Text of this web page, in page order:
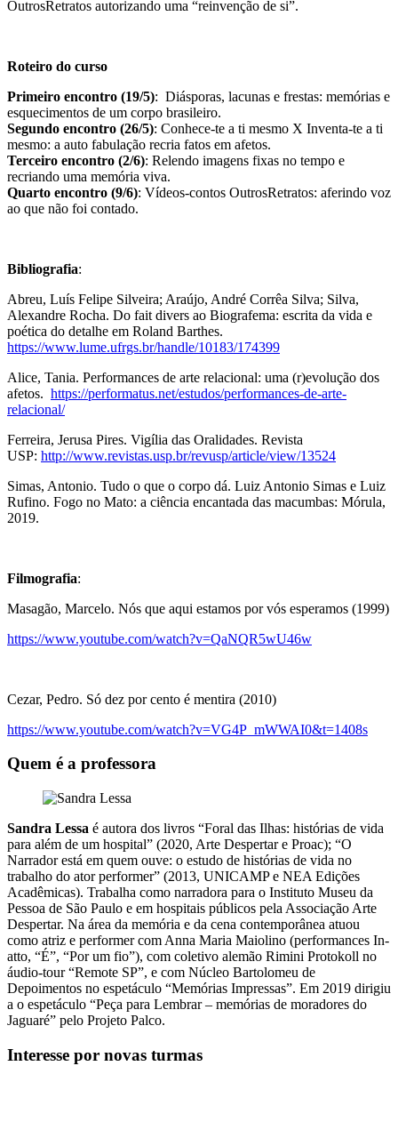
OutrosRetratos autorizando uma “reinvenção de si”.
Roteiro do curso
Primeiro encontro (19/5): Diásporas, lacunas e frestas: memórias e
esquecimentos de um corpo brasileiro.
Segundo encontro (26/5): Conhece-te a ti mesmo X Inventa-te a ti
mesmo: a auto fabulação recria fatos em afetos.
Terceiro encontro (2/6): Relendo imagens fixas no tempo e
recriando uma memória viva.
Quarto encontro (9/6): Vídeos-contos OutrosRetratos: aferindo voz
ao que não foi contado.
Bibliografia:
Abreu, Luís Felipe Silveira; Araújo, André Corrêa Silva; Silva,
Alexandre Rocha. Do fait divers ao Biografema: escrita da vida e
poética do detalhe em Roland Barthes.
https://www.lume.ufrgs.br/handle/10183/174399
Alice, Tania. Performances de arte relacional: uma (r)evolução dos
afetos. https://performatus.net/estudos/performances-de-arte-
relacional/
Ferreira, Jerusa Pires. Vigília das Oralidades. Revista
USP: http://www.revistas.usp.br/revusp/article/view/13524
Simas, Antonio. Tudo o que o corpo dá. Luiz Antonio Simas e Luiz
Rufino. Fogo no Mato: a ciência encantada das macumbas: Mórula,
2019.
Filmografia:
Masagão, Marcelo. Nós que aqui estamos por vós esperamos (1999)
https://www.youtube.com/watch?v=QaNQR5wU46w
Cezar, Pedro. Só dez por cento é mentira (2010)
https://www.youtube.com/watch?v=VG4P_mWWAI0&t=1408s
Quem é a professora
Sandra Lessa é autora dos livros “Foral das Ilhas: histórias de vida
para além de um hospital” (2020, Arte Despertar e Proac); “O
Narrador está em quem ouve: o estudo de histórias de vida no
trabalho do ator performer” (2013, UNICAMP e NEA Edições
Acadêmicas). Trabalha como narradora para o Instituto Museu da
Pessoa de São Paulo e em hospitais públicos pela Associação Arte
Despertar. Na área da memória e da cena contemporânea atuou
como atriz e performer com Anna Maria Maiolino (performances In-
atto, “É”, “Por um fio”), com coletivo alemão Rimini Protokoll no
áudio-tour “Remote SP”, e com Núcleo Bartolomeu de
Depoimentos no espetáculo “Memórias Impressas”. Em 2019 dirigiu
a o espetáculo “Peça para Lembrar – memórias de moradores do
Jaguaré” pelo Projeto Palco.
Interesse por novas turmas